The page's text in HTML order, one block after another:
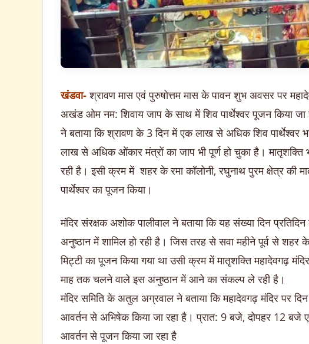
खंडवा-श्रावण मास एवं पुरुषोत्तम मास के पावन शुभ अवसर पर
अखंड ओम नम: शिवाय जाप के साथ में शिव पार्थेश्वर पूजन किया जा
ने बताया कि श्रावण के 3 दिन में एक लाख से अधिक शिव पार्थेश्वर
लाख से अधिक ओंकार मंत्रों का जाप भी पूर्ण हो चुका है। मातृशक्ति
रही है। इसी क्रम में शहर के रमा कॉलोनी, रघुनाथ पुरम क्षेत्र की
पार्थेश्वर का पूजन किया।
मंदिर संरक्षक अशोक पालीवाल ने बताया कि यह संख्या दिन
अनुष्ठान में शामिल हो रही है। जिस तरह से सवा महीने पूर्व से शहर के
मिट्टी का पूजन किया गया था उसी क्रम में मातृशक्ति महादेवगढ़
माह तक चलने वाले इस अनुष्ठान में आने का संकल्प ले रही है।
मंदिर समिति के अतुल अग्रवाल ने बताया कि महादेवगढ़ मंदिर पर
आवर्तन से अभिषेक किया जा रहा है। प्रात: 9 बजे, दोपहर 12
आवर्तन से पूजन किया जा रहा है